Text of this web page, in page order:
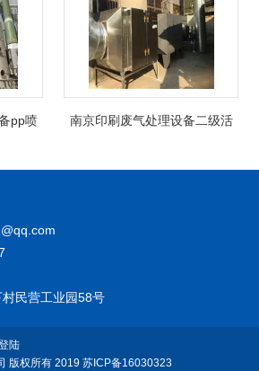
pp喷
南京印刷废气处理设备二级活
民营工业园58号
陆
版权所有 2019苏ICP备16030323